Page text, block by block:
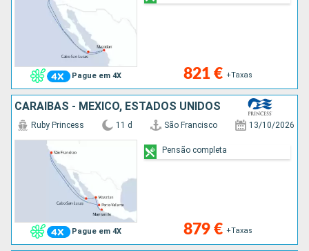
Pague em 4X 821 € +Taxas
CARAIBAS - MEXICO, ESTADOS UNIDOS
Pague em 4X
Ruby Princess 11 d São Francisco 13/10/2026
879 € +Taxas
Pensão completa